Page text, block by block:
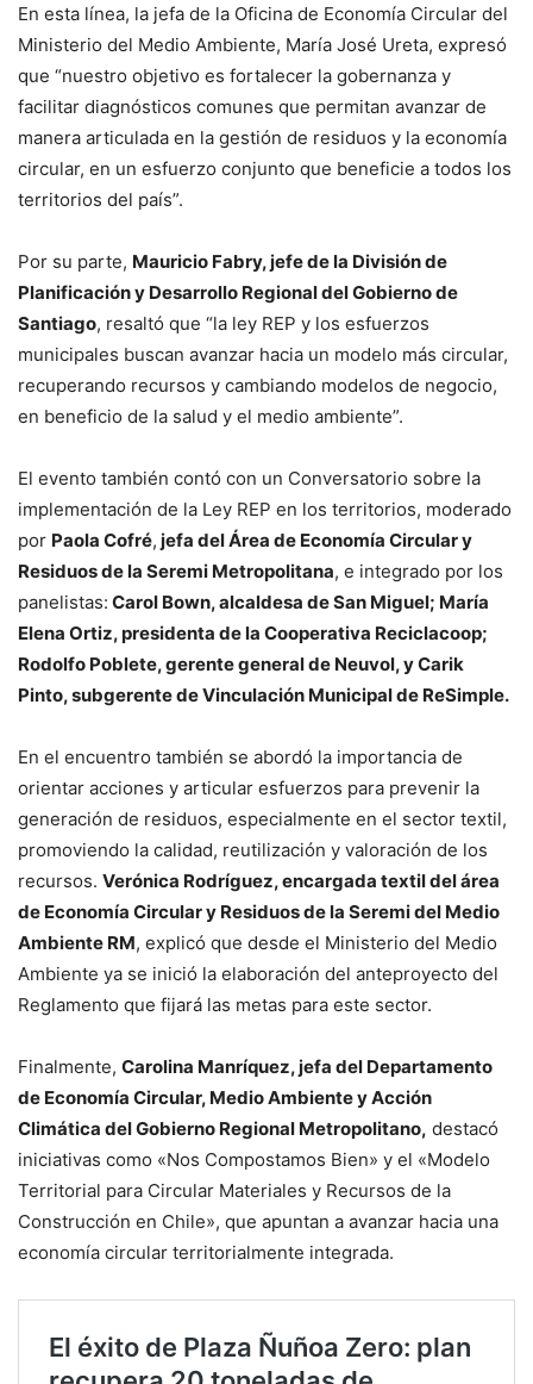
En esta línea, la jefa de la Oficina de Economía Circular del
Ministerio del Medio Ambiente, María José Ureta, expresó
que “nuestro objetivo es fortalecer la gobernanza y
facilitar diagnósticos comunes que permitan avanzar de
manera articulada en la gestión de residuos y la economía
circular, en un esfuerzo conjunto que beneficie a todos los
territorios del país”.
Por su parte, Mauricio Fabry, jefe de la División de
Planificación y Desarrollo Regional del Gobierno de
Santiago, resaltó que “la ley REP y los esfuerzos
municipales buscan avanzar hacia un modelo más circular,
recuperando recursos y cambiando modelos de negocio,
en beneficio de la salud y el medio ambiente”.
El evento también contó con un Conversatorio sobre la
implementación de la Ley REP en los territorios, moderado
por Paola Cofré, jefa del Área de Economía Circular y
Residuos de la Seremi Metropolitana, e integrado por los
panelistas: Carol Bown, alcaldesa de San Miguel; María
Elena Ortiz, presidenta de la Cooperativa Reciclacoop;
Rodolfo Poblete, gerente general de Neuvol, y Carik
Pinto, subgerente de Vinculación Municipal de ReSimple.
En el encuentro también se abordó la importancia de
orientar acciones y articular esfuerzos para prevenir la
generación de residuos, especialmente en el sector textil,
promoviendo la calidad, reutilización y valoración de los
recursos. Verónica Rodríguez, encargada textil del área
de Economía Circular y Residuos de la Seremi del Medio
Ambiente RM, explicó que desde el Ministerio del Medio
Ambiente ya se inició la elaboración del anteproyecto del
Reglamento que fijará las metas para este sector.
Finalmente, Carolina Manríquez, jefa del Departamento
de Economía Circular, Medio Ambiente y Acción
Climática del Gobierno Regional Metropolitano, destacó
iniciativas como «Nos Compostamos Bien» y el «Modelo
Territorial para Circular Materiales y Recursos de la
Construcción en Chile», que apuntan a avanzar hacia una
economía circular territorialmente integrada.